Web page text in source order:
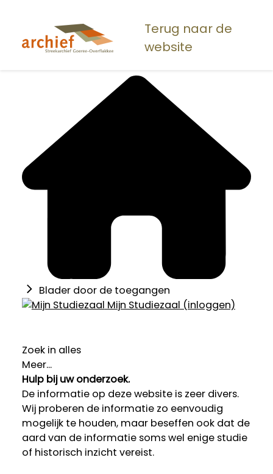
naar
Terug naar de
website
Blader door de toegangen
Mijn Studiezaal (inloggen)
Zoek in alles
Meer...
Hulp bij uw onderzoek.
De informatie op deze website is zeer divers.
Wij proberen de informatie zo eenvoudig
mogelijk te houden, maar beseffen ook dat de
aard van de informatie soms wel enige studie
of historisch inzicht vereist.